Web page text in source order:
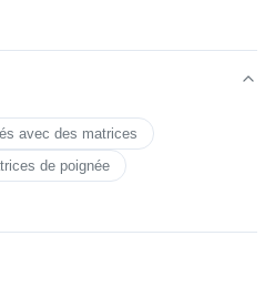
avec des matrices
de poignée